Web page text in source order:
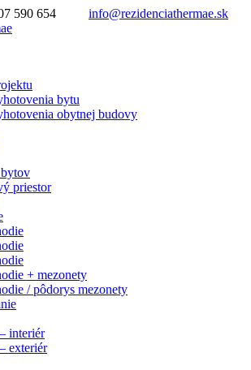
590 654 info@rezidenciathermae.sk
bytu
obytnej budovy
priestor
+ mezonety
/ pôdorys mezonety
interiér
exteriér